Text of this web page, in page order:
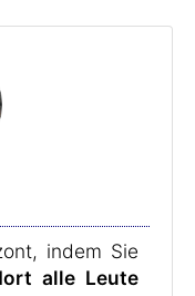
indem Sie
alle Leute